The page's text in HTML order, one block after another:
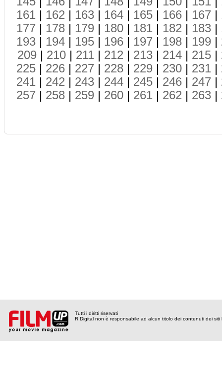
161 | 162 | 163 | 164 | 165 | 166 | 167 |
177 | 178 | 179 | 180 | 181 | 182 | 183 |
193 | 194 | 195 | 196 | 197 | 198 | 199 |
209 | 210 | 211 | 212 | 213 | 214 | 215 |
225 | 226 | 227 | 228 | 229 | 230 | 231 |
241 | 242 | 243 | 244 | 245 | 246 | 247 |
257 | 258 | 259 | 260 | 261 | 262 | 263 |
Tutti i diritti riservati
R Digital non è responsabile ad alcun titolo dei contenuti dei siti